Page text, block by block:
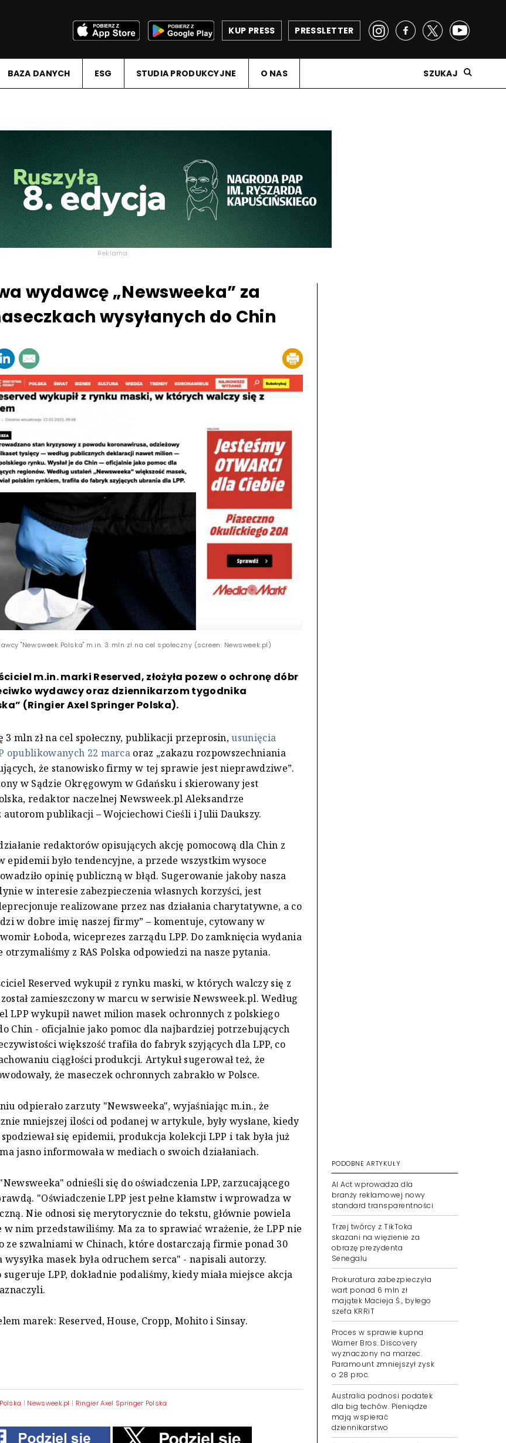
PRESSLETTER
KUP PRESS
BAZA DANYCH ESG STUDIA PRODUKCYJNE O NAS SZUKAJ
Reklama
wydawcę „Newsweeka” za
wysyłanych do Chin
"Newsweek Polska" m.in. 3 mln zł na cel społeczny (screen: Newsweek.pl)
m.in. marki Reserved, złożyła pozew o ochronę dóbr
wydawcy oraz dziennikarzom tygodnika
(Ringier Axel Springer Polska).
3 mln zł na cel społeczny, publikacji przeprosin,usunięcia
opublikowanych 22 marca oraz „zakazu rozpowszechniania
że stanowisko firmy w tej sprawie jest nieprawdziwe”.
w Sądzie Okręgowym w Gdańsku i skierowany jest
redaktor naczelnej Newsweek.pl Aleksandrze
publikacji – Wojciechowi Cieśli i Julii Daukszy.
redaktorów opisujących akcję pomocową dla Chin z
epidemii było tendencyjne, a przede wszystkim wysoce
opinię publiczną w błąd. Sugerowanie jakoby nasza
w interesie zabezpieczenia własnych korzyści, jest
realizowane przez nas działania charytatywne, a co
w dobre imię naszej firmy” – komentuje, cytowany w
Łoboda, wiceprezes zarządu LPP. Do zamknięcia wydania
otrzymaliśmy z RAS Polska odpowiedzi na nasze pytania.
Reserved wykupił z rynku maski, w których walczy się z
zamieszczony w marcu w serwisie Newsweek.pl. Według
LPP wykupił nawet milion masek ochronnych z polskiego
Chin - oficjalnie jako pomoc dla najbardziej potrzebujących
większość trafiła do fabryk szyjących dla LPP, co
ciągłości produkcji. Artykuł sugerował też, że
że maseczek ochronnych zabrakło w Polsce.
odpierało zarzuty "Newsweeka", wyjaśniając m.in., że
mniejszej ilości od podanej w artykule, były wysłane, kiedy
się epidemii, produkcja kolekcji LPP i tak była już
jasno informowała w mediach o swoich działaniach.
odnieśli się do oświadczenia LPP, zarzucającego
"Oświadczenie LPP jest pełne kłamstw i wprowadza w
Nie odnosi się merytorycznie do tekstu, głównie powiela
nim przedstawiliśmy. Ma za to sprawiać wrażenie, że LPP nie
ze szwalniami w Chinach, które dostarczają firmie ponad 30
masek była odruchem serca" - napisali autorzy.
LPP, dokładnie podaliśmy, kiedy miała miejsce akcja
marek: Reserved, House, Cropp, Mohito i Sinsay.
| Newsweek.pl | Ringier Axel Springer Polska
PODOBNE ARTYKUŁY
AI Act wprowadza dla
branży reklamowej nowy
standard transparentności
Trzej twórcy z TikToka
skazani na więzienie za
obrazę prezydenta
Senegalu
Prokuratura zabezpieczyła
wart ponad 6 mln zł
majątek Macieja Ś., byłego
szefa KRRiT
Proces w sprawie kupna
Warner Bros. Discovery
wyznaczony na marzec.
Paramount zmniejszył zysk
o 28 proc.
Australia podnosi podatek
dla big techów. Pieniądze
mają wspierać
dziennikarstwo